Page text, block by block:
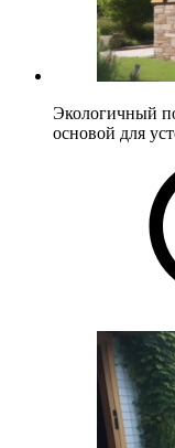
Экологичный
основой для